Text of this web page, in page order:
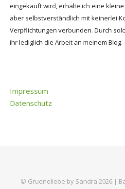
eingekauft wird, erhalte ich eine
aber selbstverständlich mit keinerlei
Verpflichtungen verbunden. Durch
ihr lediglich die Arbeit an meinem Blog.
Impressum
Datenschutz
© Grueneliebe by Sandra 2026 |